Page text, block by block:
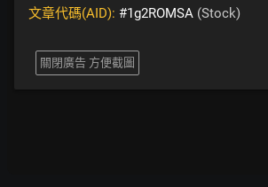
文章代碼(AID): #1g2ROMSA (Stock)
關閉廣告 方便截圖